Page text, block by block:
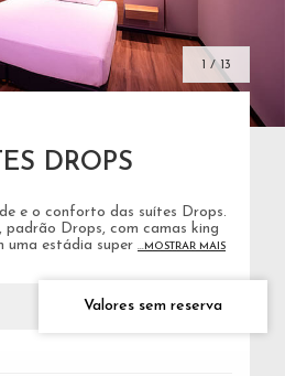
1 / 13
DROPS
e o conforto das suítes Drops.
padrão Drops, com camas king
uma estádia super ...MOSTRAR MAIS
Valores sem reserva